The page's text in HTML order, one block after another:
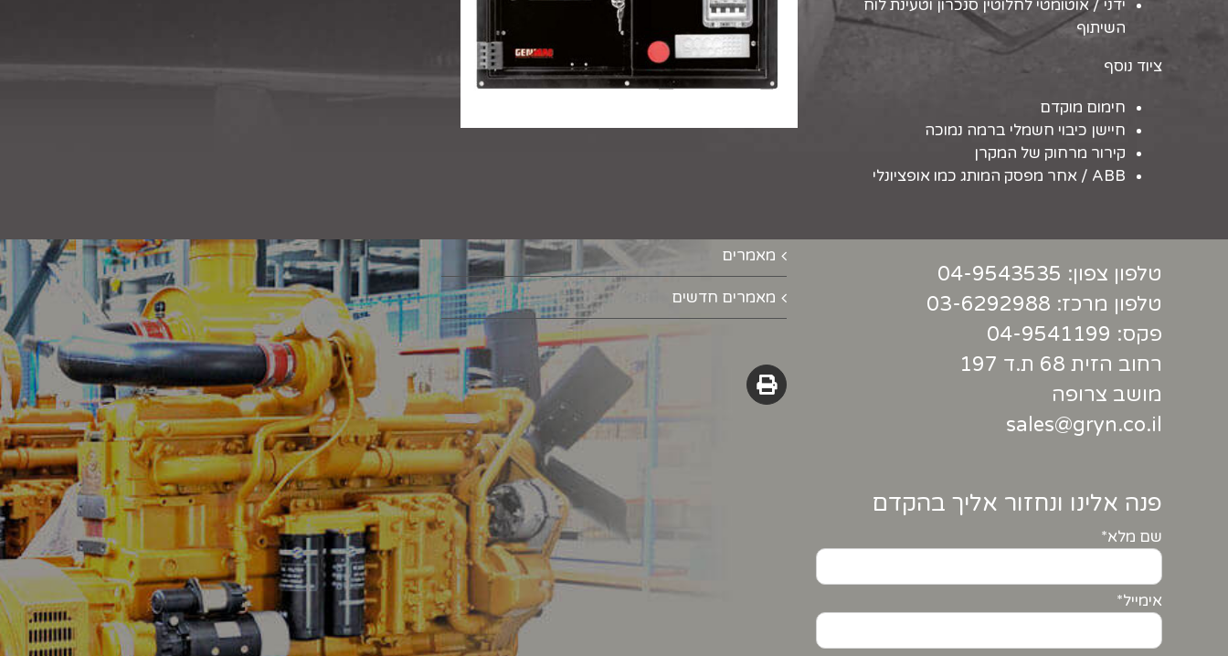
ידני / אוטומטי לחלוטין סנכרון וטעינת לוח
השיתוף
ציוד נוסף
חימום מוקדם
חיישן כיבוי חשמלי ברמה נמוכה
קירור מרחוק של המקרן
ABB / אחר מפסק המותג כמו אופציונלי
טלפון צפון: 04-9543535
טלפון מרכז: 03-6292988
פקס: 04-9541199
רחוב הזית 68 ת.ד 197
מושב צרופה
sales@gryn.co.il
פנה אלינו ונחזור אליך בהקדם
שם מלא*
אימייל*
מאמרים
מאמרים חדשים